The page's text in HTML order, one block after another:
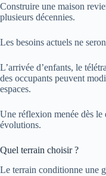
Construire une maison
plusieurs décennies.
Les besoins actuels ne
L’arrivée d’enfants, le
des occupants peuvent
espaces.
Une réflexion menée dès le
évolutions.
Quel terrain choisir ?
Le terrain conditionne une